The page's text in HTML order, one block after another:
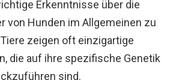
Erkenntnisse über die
von Hunden im Allgemeinen zu
zeigen oft einzigartige
die auf ihre spezifische Genetik
sind.